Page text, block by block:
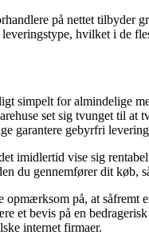
på nettet tilbyder
hvilket i de
simpelt for almindelige
set sig tvunget til at
garantere gebyrfri
imidlertid vise sig
du gennemfører dit køb,
på, at såfremt
et bevis på en
internet firmaer.